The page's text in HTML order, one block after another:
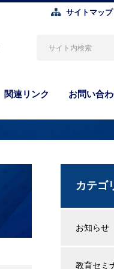
関連リンク お問い合
サイトマップ
カテゴ
お知らせ
教育セミ